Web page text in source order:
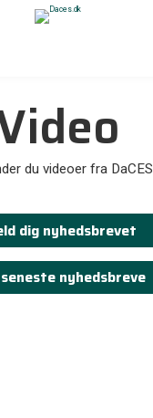
du videoer fra DaCES
dig nyhedsbrevet
nyhedsbreve